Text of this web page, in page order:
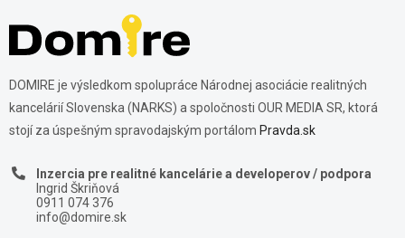
DOMIRE je výsledkom spolupráce Národnej asociácie realitných
kancelárií Slovenska (NARKS) a spoločnosti OUR MEDIA SR, ktorá
stojí za úspešným spravodajským portálom Pravda.sk
Inzercia pre realitné kancelárie a developerov / podpora
Ingrid Škriňová
0911 074 376
info@domire.sk